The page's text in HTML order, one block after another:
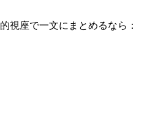
視座で一文にまとめるなら：